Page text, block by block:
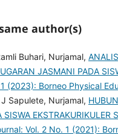
author(s)
Buhari, Nurjamal,
JASMANI PADA
(2023): Borneo Physical
Sapulete, Nurjamal,
Vol. 2 No. 1 (2021):